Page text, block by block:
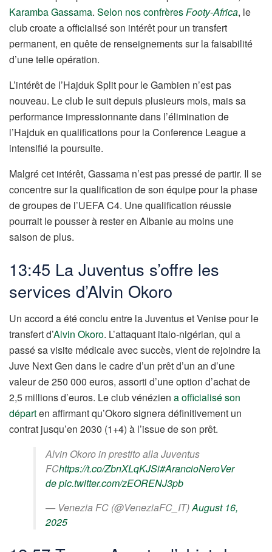
Karamba Gassama. Selon nos confrèresFooty-Africa, le
club croate a officialisé son intérêt pour un transfert
permanent, en quête de renseignements sur la faisabilité
d’une telle opération.
L’intérêt de l’Hajduk Split pour le Gambien n’est pas
nouveau. Le club le suit depuis plusieurs mois, mais sa
performance impressionnante dans l’élimination de
l’Hajduk en qualifications pour la Conference League a
intensifié la poursuite.
Malgré cet intérêt, Gassama n’est pas pressé de partir. Il se
concentre sur la qualification de son équipe pour la phase
de groupes de l’UEFA C4. Une qualification réussie
pourrait le pousser à rester en Albanie au moins une
saison de plus.
13:45 La Juventus s’offre les
services d’Alvin Okoro
Un accord a été conclu entre la Juventus et Venise pour le
transfert d’Alvin Okoro. L’attaquant italo-nigérian, qui a
passé sa visite médicale avec succès, vient de rejoindre la
Juve Next Gen dans le cadre d’un prêt d’un an d’une
valeur de 250 000 euros, assorti d’une option d’achat de
2,5 millions d’euros. Le club vénézien a officialisé son
départen affirmant qu’Okoro signera définitivement un
contrat jusqu’en 2030 (1+4) à l’issue de son prêt.
Alvin Okoro in prestito alla Juventus
FChttps://t.co/ZbnXLqKJSi#ArancioNeroVer
depic.twitter.com/zEORENJ3pb
— Venezia FC (@VeneziaFC_IT)August 16,
2025